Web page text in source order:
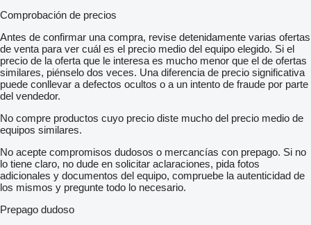
Comprobación de precios
Antes de confirmar una compra, revise detenidamente varias ofertas
de venta para ver cuál es el precio medio del equipo elegido. Si el
precio de la oferta que le interesa es mucho menor que el de ofertas
similares, piénselo dos veces. Una diferencia de precio significativa
puede conllevar a defectos ocultos o a un intento de fraude por parte
del vendedor.
No compre productos cuyo precio diste mucho del precio medio de
equipos similares.
No acepte compromisos dudosos o mercancías con prepago. Si no
lo tiene claro, no dude en solicitar aclaraciones, pida fotos
adicionales y documentos del equipo, compruebe la autenticidad de
los mismos y pregunte todo lo necesario.
Prepago dudoso